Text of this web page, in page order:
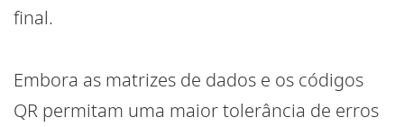
final.
Embora as matrizes de dados e os códigos
QR permitam uma maior tolerância de erros